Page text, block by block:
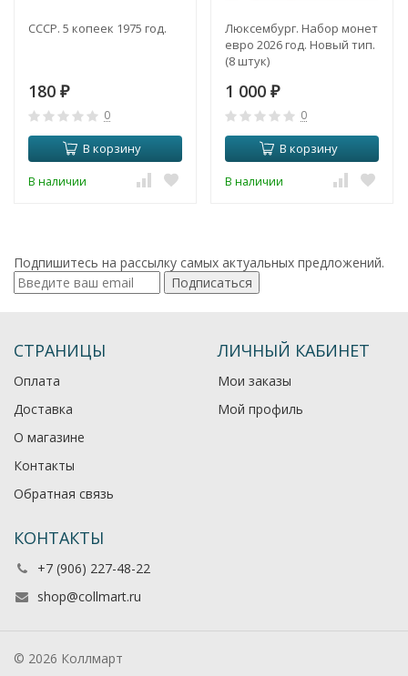
СССР. 5 копеек 1975 год.
180 ₽
0
В корзину
В наличии
Люксембург. Набор монет
евро 2026 год. Новый тип.
(8 штук)
1 000 ₽
0
В корзину
В наличии
Подпишитесь на рассылку самых актуальных предложений.
Подписаться
СТРАНИЦЫ
Оплата
Доставка
О магазине
Контакты
Обратная связь
ЛИЧНЫЙ КАБИНЕТ
Мои заказы
Мой профиль
КОНТАКТЫ
+7 (906) 227-48-22
shop@collmart.ru
© 2026 Коллмарт